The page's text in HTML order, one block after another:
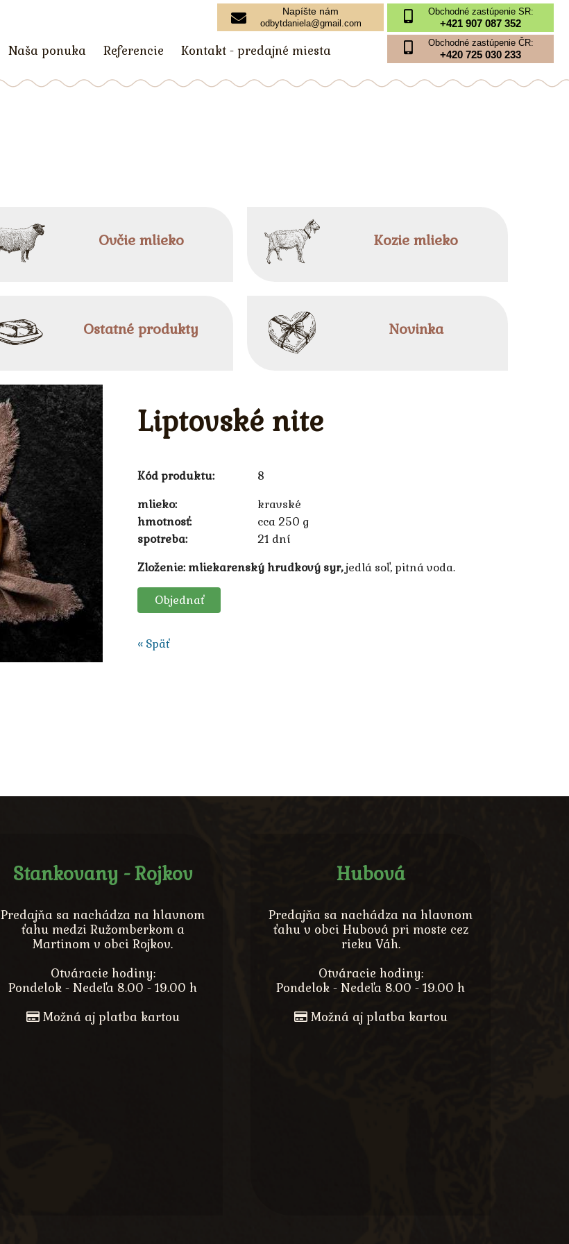
Obchodné zastúpenie SR:
+421 907 087 352
Obchodné zastúpenie ČR:
+420 725 030 233
Napíšte nám
odbytdaniela@gmail.com
Naša ponuka Referencie Kontakt - predajné miesta
Ovčie mlieko Kozie mlieko
Ostatné produkty Novinka
Liptovské nite
Kód produktu: 8
Zloženie: mliekarenský hrudkový syr,jedlá soľ, pitná voda.
mlieko
kravské
hmotnosť
cca 250 g
spotreba
21 dní
« Späť
Objednať
Stankovany - Rojkov
Predajňa sa nachádza na hlavnom
ťahu medzi Ružomberkom a
Martinom v obci Rojkov.
Otváracie hodiny:
Pondelok - Nedeľa 8.00 - 19.00 h
Možná aj platba kartou
Hubová
Predajňa sa nachádza na hlavnom
ťahu v obci Hubová pri moste cez
rieku Váh.
Otváracie hodiny:
Pondelok - Nedeľa 8.00 - 19.00 h
Možná aj platba kartou